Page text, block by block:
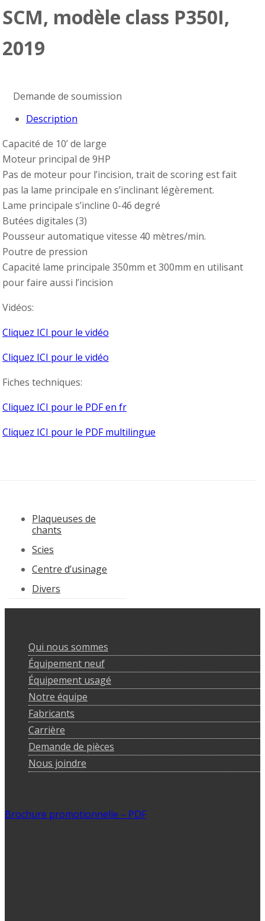
SCM, modèle class P350I,
2019
Demande de soumission
Description
Capacité de 10’ de large
Moteur principal de 9HP
Pas de moteur pour l’incision, trait de scoring est fait
pas la lame principale en s’inclinant légèrement.
Lame principale s’incline 0-46 degré
Butées digitales (3)
Pousseur automatique vitesse 40 mètres/min.
Poutre de pression
Capacité lame principale 350mm et 300mm en utilisant
pour faire aussi l’incision
Vidéos:
Cliquez ICI pour le vidéo
Cliquez ICI pour le vidéo
Fiches techniques:
Cliquez ICI pour le PDF en fr
Cliquez ICI pour le PDF multilingue
Plaqueuses de
chants
Scies
Centre d’usinage
Divers
Qui nous sommes
Équipement neuf
Équipement usagé
Notre équipe
Fabricants
Carrière
Demande de pièces
Nous joindre
Brochure promotionnelle – PDF